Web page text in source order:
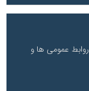
عمومی ها و